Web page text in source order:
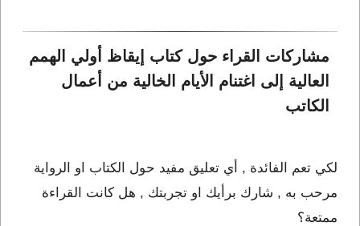
مشاركات القراء حول كتاب إيقاظ أولي الهمم
العالية إلى اغتنام الأيام الخالية من أعمال
الكاتب
لكي تعم الفائدة , أي تعليق مفيد حول الكتاب او الرواية
مرحب به , شارك برأيك او تجربتك , هل كانت القراءة
ممتعة؟